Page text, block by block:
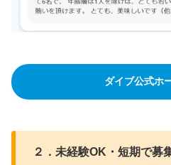
ダイブ公式ホ
２．未経験OK・短期で募